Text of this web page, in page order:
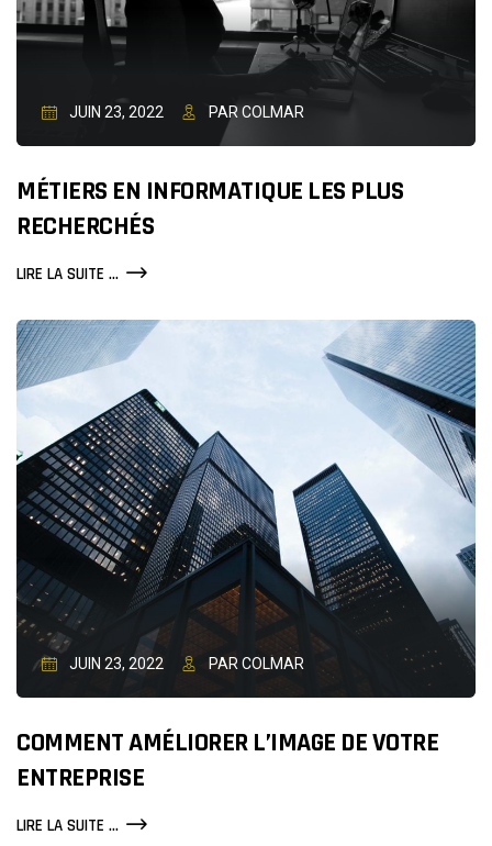
JUIN 23, 2022 PAR COLMAR
MÉTIERS EN INFORMATIQUE LES PLUS
RECHERCHÉS
LIRE LA SUITE ...MÉTIERS
LES
PLUS
JUIN 23, 2022 PAR COLMAR
COMMENT AMÉLIORER L’IMAGE DE VOTRE
ENTREPRISE
LIRE LA SUITE ...COMMENT